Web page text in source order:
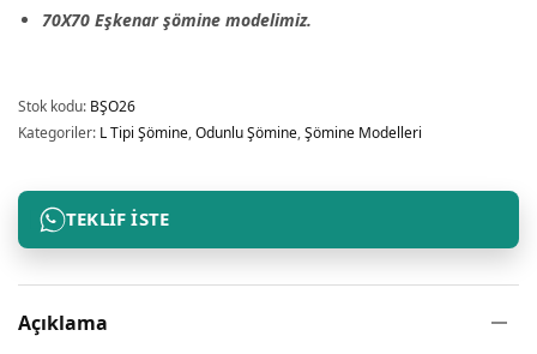
70X70 Eşkenar şömine modelimiz.
Stok kodu: BŞO26
Kategoriler: L Tipi Şömine,Odunlu Şömine,Şömine Modelleri
TEKLIF İSTE
Açıklama